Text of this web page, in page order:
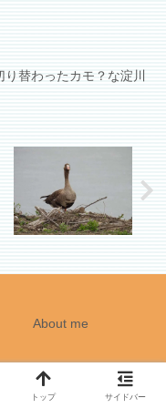
替わったカモ？な淀川
About me
All Rights Reserved.
トップ サイドバー